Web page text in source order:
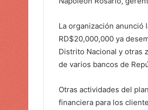
La organización
RD$20,000,000 ya
Distrito Nacional y otras
de varios bancos de
Otras actividades del
financiera para los